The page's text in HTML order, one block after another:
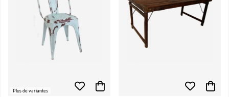
Plus de variantes